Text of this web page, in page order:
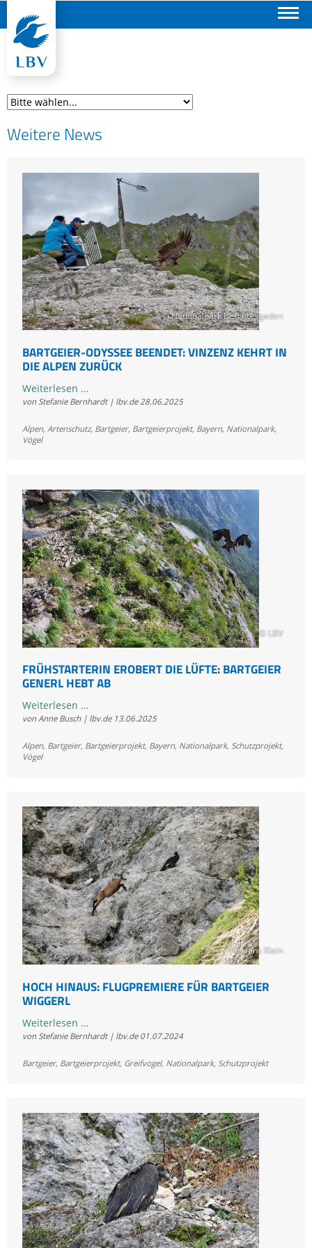
Weitere News
© Nationalpark Berchtesgaden
BARTGEIER-ODYSSEE BEENDET: VINZENZ KEHRT IN
DIE ALPEN ZURÜCK
Weiterlesen …Bartgeier-
Odyssee
Vinzenz
die
Alpen
zurück
von Stefanie Bernhardt | lbv.de 28.06.2025
Alpen, Artenschutz, Bartgeier, Bartgeierprojekt, Bayern, Nationalpark,
Vögel
© LBV
FRÜHSTARTERIN EROBERT DIE LÜFTE: BARTGEIER
GENERL HEBT AB
Weiterlesen …Frühstarterin
erobert
Lüfte:
hebt
ab
von Anne Busch | lbv.de 13.06.2025
Alpen, Bartgeier, Bartgeierprojekt, Bayern, Nationalpark, Schutzprojekt,
Vögel
© Hans Klein
HOCH HINAUS: FLUGPREMIERE FÜR BARTGEIER
WIGGERL
Weiterlesen …
hinaus:
für
von Stefanie Bernhardt | lbv.de 01.07.2024
Bartgeier, Bartgeierprojekt, Greifvogel, Nationalpark, Schutzprojekt